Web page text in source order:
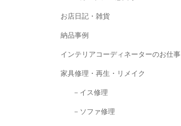
お店日記・雑貨
納品事例
インテリアコーディネーターのお仕事
家具修理・再生・リメイク
－イス修理
－ソファ修理